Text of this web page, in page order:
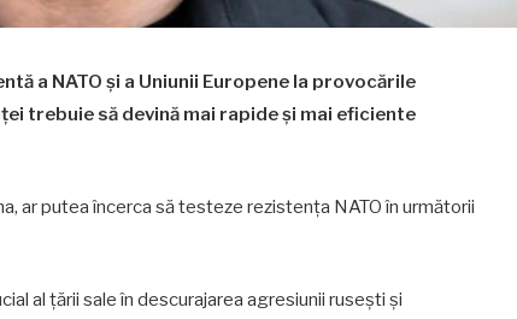
a NATO și a Uniunii Europene la provocările
trebuie să devină mai rapide și mai eficiente
ar putea încerca să testeze rezistența NATO în următorii
al țării sale în descurajarea agresiunii rusești și